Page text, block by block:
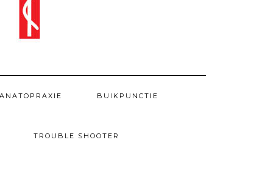
BUIKPUNCTIE
TROUBLE SHOOTER